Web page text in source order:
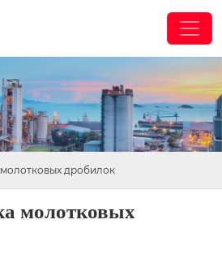
молотковых дробилок
молотковых